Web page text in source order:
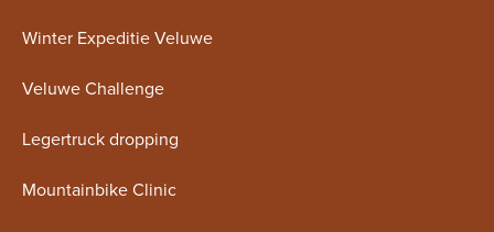
Winter Expeditie Veluwe
Veluwe Challenge
Legertruck dropping
Mountainbike Clinic